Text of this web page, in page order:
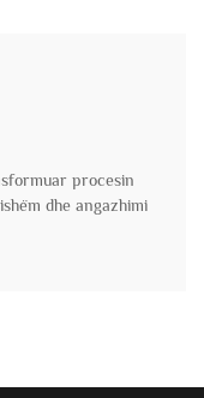
procesin
dhe angazhimi